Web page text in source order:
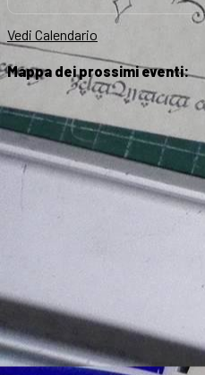
Vedi Calendario
Mappa dei prossimi eventi: